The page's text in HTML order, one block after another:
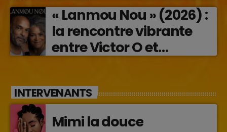
« Lanmou Nou » (2026) :
la rencontre vibrante
entre Victor O et
INTERVENANTS
Mimi la douce